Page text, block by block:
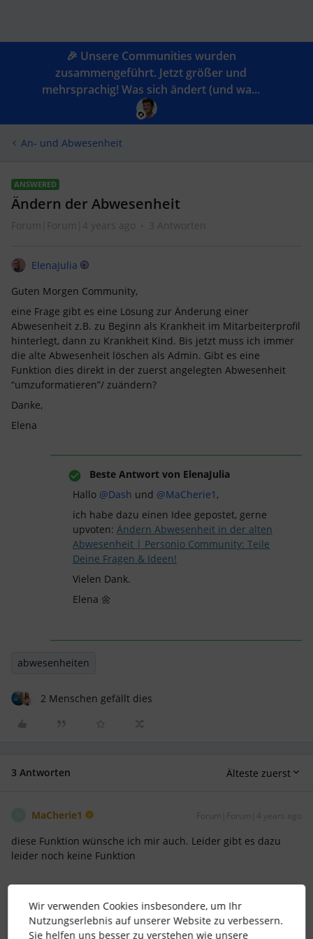
🎉 Unsere Communities wurden
zusammengeführt. Jetzt größer und
mehrsprachig! Was sich ändert (und wa...
An- und Abwesenheit
ANSWERED
Ändern der Abwesenheit
Forum|Forum|4 years ago 3 Antworten
ElenaJulia
Guten Morgen Community,
eine Frage gibt es eine Lösung zur Änderung einer
Abwesenheit z.B. zu Beginn als Krankheit im Mitarbeiterprofil
hinterlegt, dann zu Krankheit Kind. Bis jetzt muss ich immer
die alte Abwesenheit löschen als Admin. Gibt es eine
Funktion dies direkt in der zuerst angelegten Abwesenheit
“umzuformatieren”/ zuändern?
Danke,
Elena
Beste Antwort von ElenaJulia
Hallo @Dash und @MaCherie1 ,
ich habe dazu einen Idee gepostet, gerne
upvoten: Ändern Abwesenheit in der alten
Abwesenheit | Personio Community: Teile
Deine Fragen & Ideen!
Vielen Dank.
Elena 🌼
abwesenheiten
2 Menschen gefällt dies
3 Antworten Älteste zuerst
MaCherie1 Forum|Forum|4 years ago
diese Funktion wünsche ich mir auch. Leider gibt es dazu
leider noch keine Funktion
Wir verwenden Cookies insbesondere, um Ihr
Nutzungserlebnis auf unserer Website zu verbessern.
Sie helfen uns besser zu verstehen wie unsere